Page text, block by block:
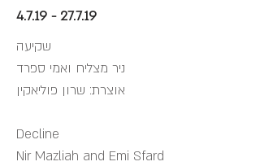
4.7.19 - 27.7.19
שקיעה
ניר מצליח ואמי ספרד
אוצרת: שרון פוליאקין
Decline
Nir Mazliah and Emi Sfard